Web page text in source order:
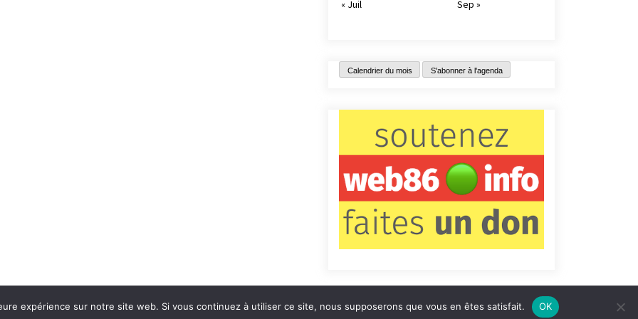
« Juil
Sep »
Calendrier du mois S'abonner à l'agenda
Contact Qui sommes-nous ? Informations légales
expérience sur notre site web. Si vous continuez à utiliser ce site, nous supposerons que vous en êtes satisfait. OK